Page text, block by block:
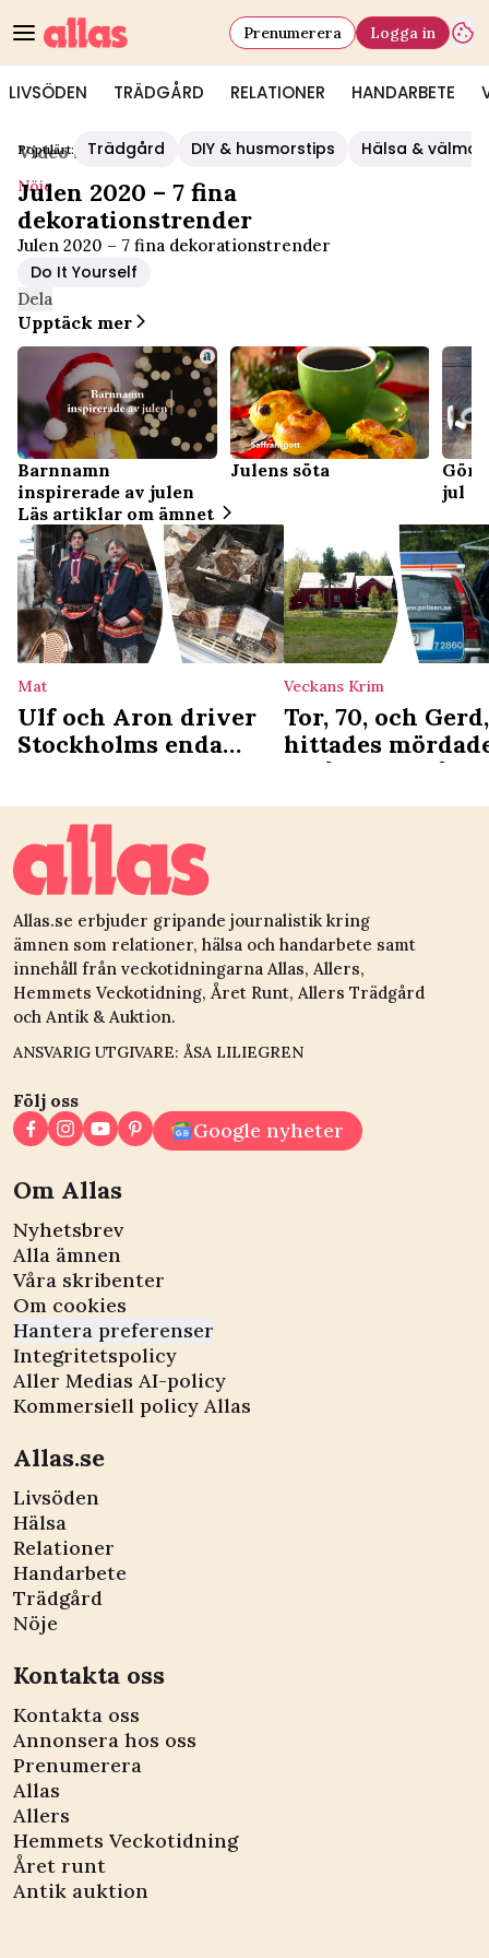
LIVSÖDEN TRÄDGÅRD RELATIONER HANDARBETE
Prenumerera Logga in
Populärt: Trädgård DIY & husmorstips Hälsa &
Video Start/Nöje
Nöje
Julen 2020 – 7 fina
dekorationstrender
Julen 2020 – 7 fina dekorationstrender
Do It Yourself
Dela
Upptäck mer
Barnnamn
inspirerade av julen
Julens söta
Gör
jul
Läs artiklar om ämnet
Mat
Ulf och Aron driver
Stockholms enda
det som en
kulturgärning”
Veckans Krim
Tor, 70, och
hittades
nu åtalas 45-
Allas.se erbjuder gripande journalistik kring
ämnen som relationer, hälsa och handarbete samt
innehåll från veckotidningarna Allas, Allers,
Hemmets Veckotidning, Året Runt, Allers Trädgård
och Antik & Auktion.
ANSVARIG UTGIVARE: ÅSA LILIEGREN
Följ oss
Google nyheter
Om Allas
Nyhetsbrev
Alla ämnen
Våra skribenter
Om cookies
Hantera preferenser
Integritetspolicy
Aller Medias AI-policy
Kommersiell policy Allas
Allas.se
Livsöden
Hälsa
Relationer
Handarbete
Trädgård
Nöje
Kontakta oss
Kontakta oss
Annonsera hos oss
Prenumerera
Allas
Allers
Hemmets Veckotidning
Året runt
Antik auktion